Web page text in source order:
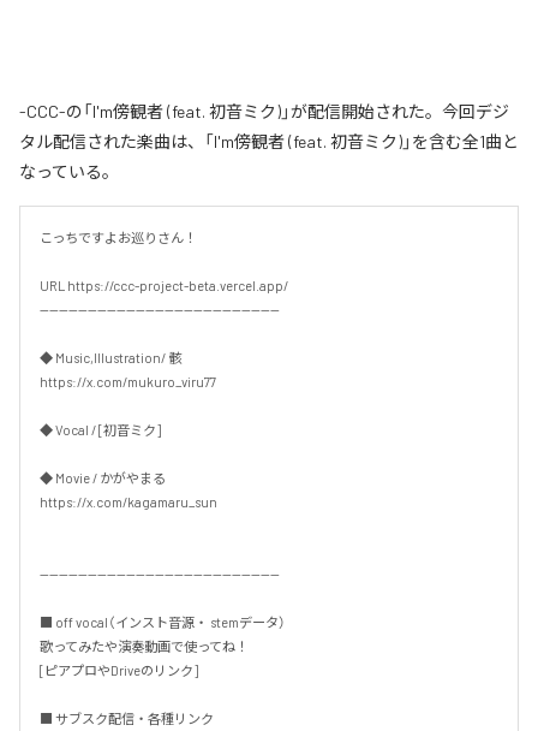
-CCC-の「I'm傍観者 (feat. 初音ミク)」が配信開始された。今回デジ
タル配信された楽曲は、「I'm傍観者 (feat. 初音ミク)」を含む全1曲と
なっている。
こっちですよお巡りさん！
URL https://ccc-project-beta.vercel.app/
--------------------------------------------------
◆ Music,Illustration/ 骸
https://x.com/mukuro_viru77
◆ Vocal / [初音ミク]
◆ Movie / かがやまる
https://x.com/kagamaru_sun
--------------------------------------------------
■ off vocal（インスト音源・ stemデータ）
歌ってみたや演奏動画で使ってね！
[ピアプロやDriveのリンク]
■ サブスク配信・各種リンク